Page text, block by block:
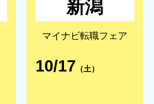
新潟
マイナビ転職フェア
10/17 （土）